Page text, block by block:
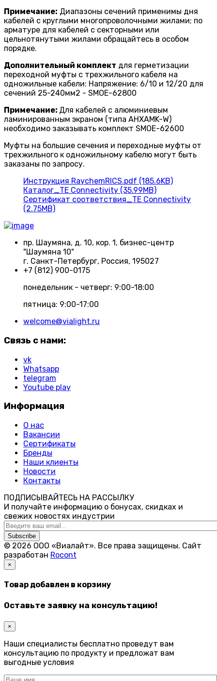
Примечание: Диапазоны сечений применимы дня
кабелей с круглыми многопроволочными жилами; по
арматуре для кабелей с секторными или
цельнотянутыми жилами обращайтесь в особом
порядке.
Дополнительный комплект для герметизации
переходной муфты с трехжильного кабеля на
одножильные кабели: Напряжение: 6/10 и 12/20 для
сечений 25-240мм2 - SMOE-62800
Примечание: Для кабелей с алюминиевым
ламинированным экраном (типа AHXAMK-W)
необходимо заказывать комплект SMOE-62600
Муфты на большие сечения и переходные муфты от
трехжильного к одножильному кабелю могут быть
заказаны по запросу.
Инструкция RaychemRICS.pdf (185.6KB)
Каталог_TE Connectivity (35.99MB)
Сертификат соответствия_TE Connectivity
(2.75MB)
пр. Шаумяна, д. 10, кор. 1, бизнес-центр
"Шаумяна 10"
г. Санкт-Петербург, Россия, 195027
+7 (812) 900-0175
понедельник - четверг: 9:00-18:00
пятница: 9:00-17:00
welcome@vialight.ru
Связь с нами:
vk
Whatsapp
telegram
Youtube play
Информация
О нас
Вакансии
Сертификаты
Бренды
Наши клиенты
Новости
Контакты
ПОДПИСЫВАЙТЕСЬ НА РАССЫЛКУ
И получайте информацию о бонусах, скидках и
свежих новостях индустрии
Subscribe
© 2026 ООО «Виалайт». Все права защищены. Cайт
разработан Rocont
×
Товар добавлен в корзину
Оставьте заявку на консультацию!
×
Наши специалисты бесплатно проведут вам
консультацию по продукту и предложат вам
выгодные условия